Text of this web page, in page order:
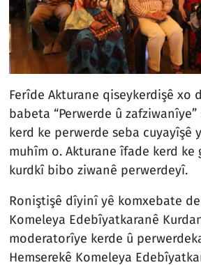
Ferîde Akturane qiseykerdişê xo
babeta “Perwerde û
kerd ke perwerde seba cuyayîşê
muhîm o. Akturane îfade kerd ke
kurdkî bibo ziwanê perwerdeyî.
Roniştişê dîyinî yê komxebate
Komeleya Edebîyatkaranê
moderatorîye kerde û
Hemserekê Komeleya